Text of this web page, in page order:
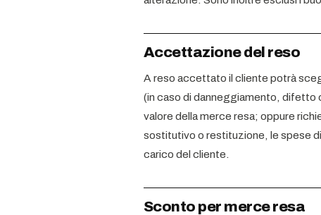
Accettazione del reso
A reso accettato il cliente potrà
(in caso di danneggiamento, difetto
valore della merce resa; oppure
sostitutivo o restituzione, le spese
carico del cliente.
Sconto per merce resa